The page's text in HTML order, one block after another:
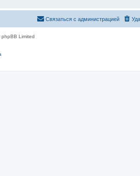
Связаться с администрацией
Limited